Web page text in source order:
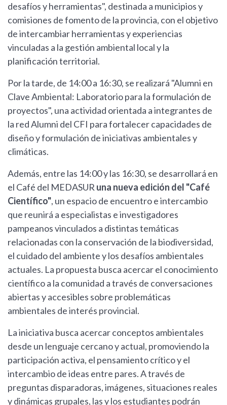
desafíos y herramientas", destinada a municipios y
comisiones de fomento de la provincia, con el objetivo
de intercambiar herramientas y experiencias
vinculadas a la gestión ambiental local y la
planificación territorial.
Por la tarde, de 14:00 a 16:30, se realizará "Alumni en
Clave Ambiental: Laboratorio para la formulación de
proyectos", una actividad orientada a integrantes de
la red Alumni del CFI para fortalecer capacidades de
diseño y formulación de iniciativas ambientales y
climáticas.
Además, entre las 14:00 y las 16:30, se desarrollará en
el Café del MEDASURuna nueva edición del "Café
Científico", un espacio de encuentro e intercambio
que reunirá a especialistas e investigadores
pampeanos vinculados a distintas temáticas
relacionadas con la conservación de la biodiversidad,
el cuidado del ambiente y los desafíos ambientales
actuales. La propuesta busca acercar el conocimiento
científico a la comunidad a través de conversaciones
abiertas y accesibles sobre problemáticas
ambientales de interés provincial.
La iniciativa busca acercar conceptos ambientales
desde un lenguaje cercano y actual, promoviendo la
participación activa, el pensamiento crítico y el
intercambio de ideas entre pares. A través de
preguntas disparadoras, imágenes, situaciones reales
y dinámicas grupales, las y los estudiantes podrán